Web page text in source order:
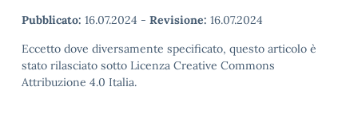
Pubblicato: 16.07.2024 - Revisione: 16.07.2024
Eccetto dove diversamente specificato, questo articolo è
stato rilasciato sotto Licenza Creative Commons
Attribuzione 4.0 Italia.